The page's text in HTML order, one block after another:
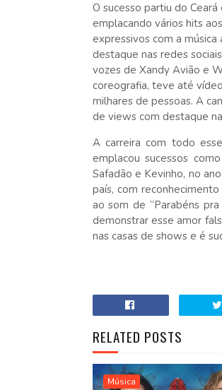
O sucesso partiu do
emplacando vários hits
expressivos com a
destaque nas redes
vozes de Xandy Avião e
coreografia, teve até
milhares de pessoas. A
de views com destaque
A carreira com todo
emplacou sucessos
Safadão e Kevinho, no
país, com
ao som de “Parabéns
demonstrar esse amor
nas casas de shows e é
RELATED POSTS
Música